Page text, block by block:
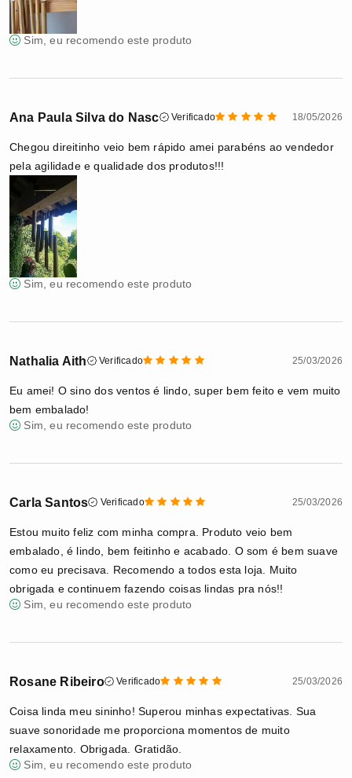
Sim, eu recomendo este produto
Ana Paula Silva do Nasc Verificado 18/05/2026
Chegou direitinho veio bem rápido amei parabéns ao vendedor
pela agilidade e qualidade dos produtos!!!
Sim, eu recomendo este produto
Nathalia Aith Verificado 25/03/2026
Eu amei! O sino dos ventos é lindo, super bem feito e vem muito
bem embalado!
Sim, eu recomendo este produto
Carla Santos Verificado 25/03/2026
Estou muito feliz com minha compra. Produto veio bem
embalado, é lindo, bem feitinho e acabado. O som é bem suave
como eu precisava. Recomendo a todos esta loja. Muito
obrigada e continuem fazendo coisas lindas pra nós!!
Sim, eu recomendo este produto
Rosane Ribeiro Verificado 25/03/2026
Coisa linda meu sininho! Superou minhas expectativas. Sua
suave sonoridade me proporciona momentos de muito
relaxamento. Obrigada. Gratidão.
Sim, eu recomendo este produto